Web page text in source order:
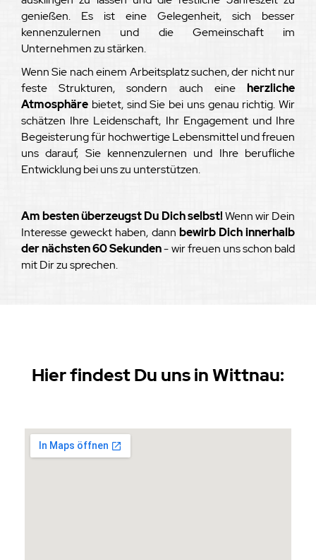
genießen. Es ist eine Gelegenheit, sich besser
kennenzulernen und die Gemeinschaft im
Unternehmen zu stärken.
Wenn Sie nach einem Arbeitsplatz suchen, der nicht nur
feste Strukturen, sondern auch eine herzliche
Atmosphäre bietet, sind Sie bei uns genau richtig. Wir
schätzen Ihre Leidenschaft, Ihr Engagement und Ihre
Begeisterung für hochwertige Lebensmittel und freuen
uns darauf, Sie kennenzulernen und Ihre berufliche
Entwicklung bei uns zu unterstützen.
Am besten überzeugst Du Dich selbst!Wenn wir Dein
Interesse geweckt haben, dann bewirb Dich innerhalb
der nächsten 60 Sekunden- wir freuen uns schon bald
mit Dir zu sprechen.
Hier findest Du uns in Wittnau: